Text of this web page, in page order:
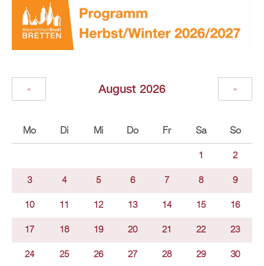
August 2026
« »
Mo Di Mi Do Fr Sa So
1 2
3 4 5 6 7 8 9
10 11 12 13 14 15 16
17 18 19 20 21 22 23
24 25 26 27 28 29 30